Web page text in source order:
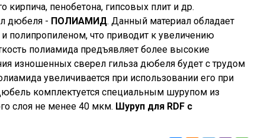
кирпича, пенобетона, гипсовых плит и др.
дюбеля - ПОЛИАМИД. Данный материал обладает
полипропиленом, что приводит к увеличению
полиамида предъявляет более высокие
изношенных сверел гильза дюбеля будет с трудом
увеличивается при использовании его при
комплектуется специальным шурупом из
слоя не менее 40 мкм. Шуруп для RDF с